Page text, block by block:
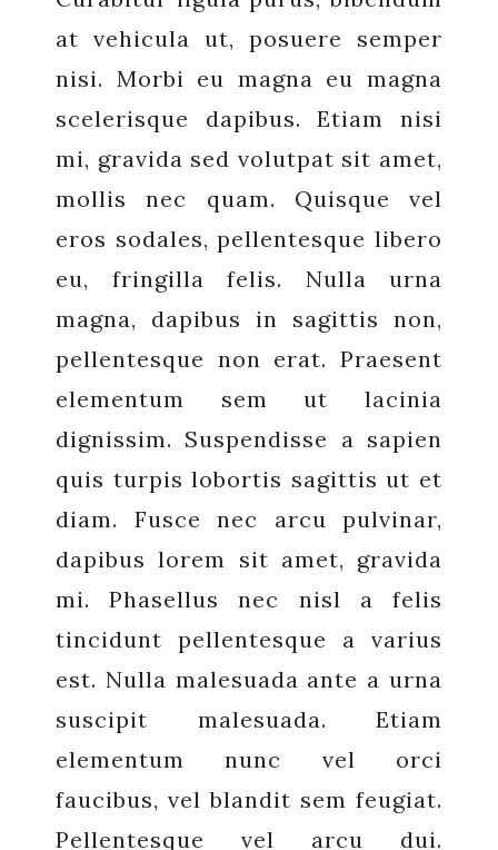
at vehicula ut, posuere semper
nisi. Morbi eu magna eu magna
scelerisque dapibus. Etiam nisi
mi, gravida sed volutpat sit amet,
mollis nec quam. Quisque vel
eros sodales, pellentesque libero
eu, fringilla felis. Nulla urna
magna, dapibus in sagittis non,
pellentesque non erat. Praesent
elementum sem ut lacinia
dignissim. Suspendisse a sapien
quis turpis lobortis sagittis ut et
diam. Fusce nec arcu pulvinar,
dapibus lorem sit amet, gravida
mi. Phasellus nec nisl a felis
tincidunt pellentesque a varius
est. Nulla malesuada ante a urna
suscipit malesuada. Etiam
elementum nunc vel orci
faucibus, vel blandit sem feugiat.
Pellentesque vel arcu dui.